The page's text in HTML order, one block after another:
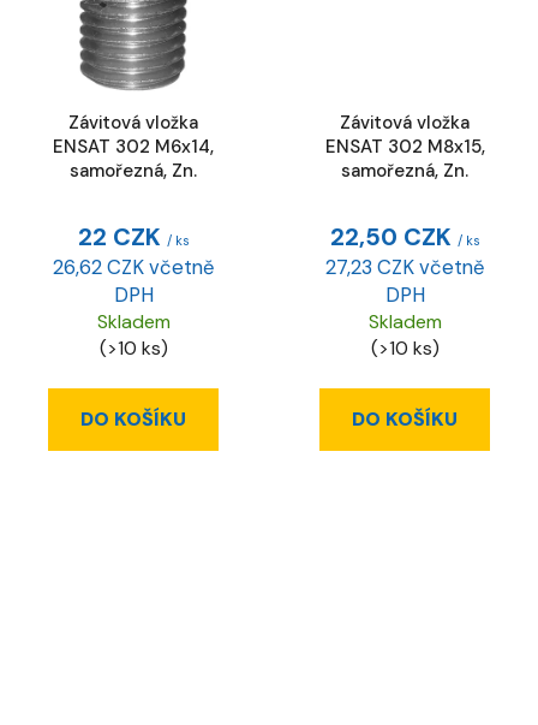
Závitová vložka
ENSAT 302 M6x14,
samořezná, Zn.
22 CZK / ks
26,62 CZK včetně
DPH
Skladem
(>10 ks)
DO KOŠÍKU
Závitová vložka
ENSAT 302 M8x15,
samořezná, Zn.
22,50 CZK / ks
27,23 CZK včetně
DPH
Skladem
(>10 ks)
DO KOŠÍKU